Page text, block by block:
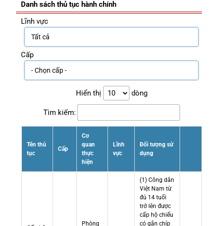
Danh sách thủ tục hành chính
Lĩnh vực
Cấp
Hiển thị dòng
Tìm kiếm:
Tên thủ
tục
Cấp
Cơ
quan
thực
hiện
Lĩnh
vực
Đối tượng sử
dụng
Phòng
(1) Công dân
Việt Nam từ
đủ 14 tuổi
trở lên được
cấp hộ chiếu
có gắn chíp